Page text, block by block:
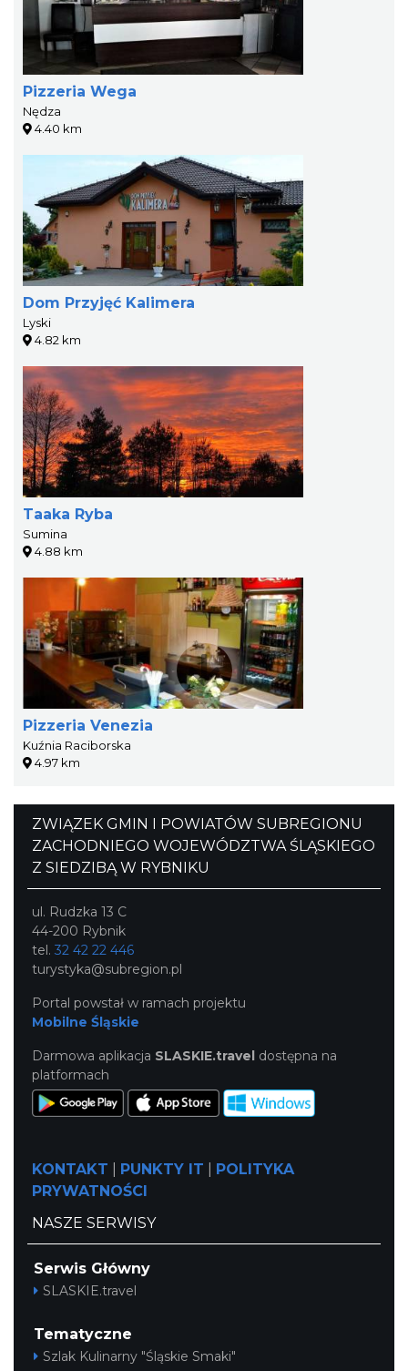
Pizzeria Wega
Nędza
4.40 km
Dom Przyjęć Kalimera
Lyski
4.82 km
Taaka Ryba
Sumina
4.88 km
Pizzeria Venezia
Kuźnia Raciborska
4.97 km
ZWIĄZEK GMIN I POWIATÓW SUBREGIONU
ZACHODNIEGO WOJEWÓDZTWA ŚLĄSKIEGO
Z SIEDZIBĄ W RYBNIKU
ul. Rudzka 13 C
44-200 Rybnik
tel. 32 42 22 446
turystyka@subregion.pl
Portal powstał w ramach projektu
Mobilne Śląskie
Darmowa aplikacja SLASKIE.travel dostępna na
platformach
KONTAKT PUNKTY IT
POLITYKA
PRYWATNOŚCI
NASZE SERWISY
Serwis Główny
SLASKIE.travel
Tematyczne
Szlak Kulinarny "Śląskie Smaki"